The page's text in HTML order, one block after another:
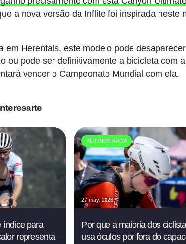
a nova versão da Inflite foi inspirada neste
em Herentals, este modelo pode
ou pode ser definitivamente a bicicleta com
vencer o Campeonato Mundial com ela.
índice para
representa
AUTOESTRADA
27 may. 2026
Por que a maioria dos
usa óculos por fora do